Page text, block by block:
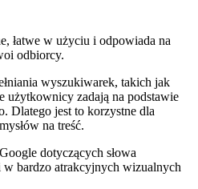
łatwe w użyciu i odpowiada na
odbiorcy.
wyszukiwarek, takich jak
użytkownicy zadają na podstawie
Dlatego jest to korzystne dla
na treść.
dotyczących słowa
bardzo atrakcyjnych wizualnych